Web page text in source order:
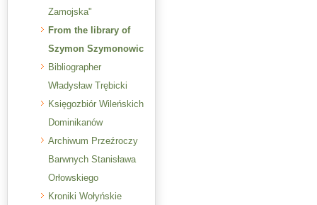
Zamojska"
From the library of
Szymon Szymonowic
Bibliographer
Władysław Trębicki
Księgozbiór Wileńskich
Dominikanów
Archiwum Przeźroczy
Barwnych Stanisława
Orłowskiego
Kroniki Wołyńskie